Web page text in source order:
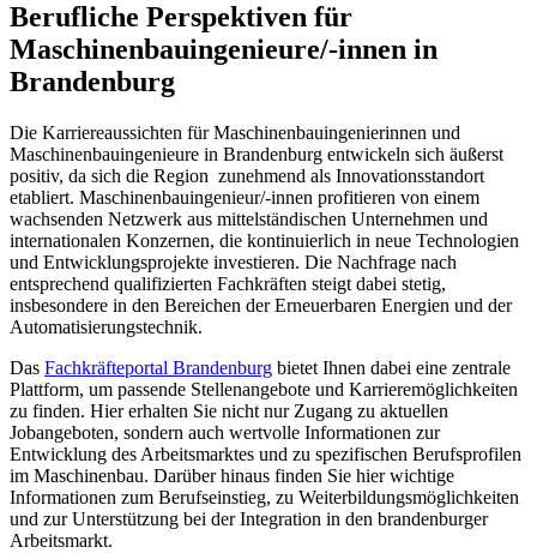
Berufliche Perspektiven für
Maschinenbauingenieure/-innen in
Brandenburg
Die Karriereaussichten für Maschinenbauingenierinnen und
Maschinenbauingenieure in Brandenburg entwickeln sich äußerst
positiv, da sich die Region zunehmend als Innovationsstandort
etabliert. Maschinenbauingenieur/-innen profitieren von einem
wachsenden Netzwerk aus mittelständischen Unternehmen und
internationalen Konzernen, die kontinuierlich in neue Technologien
und Entwicklungsprojekte investieren. Die Nachfrage nach
entsprechend qualifizierten Fachkräften steigt dabei stetig,
insbesondere in den Bereichen der Erneuerbaren Energien und der
Automatisierungstechnik.
Das Fachkräfteportal Brandenburg bietet Ihnen dabei eine zentrale
Plattform, um passende Stellenangebote und Karrieremöglichkeiten
zu finden. Hier erhalten Sie nicht nur Zugang zu aktuellen
Jobangeboten, sondern auch wertvolle Informationen zur
Entwicklung des Arbeitsmarktes und zu spezifischen Berufsprofilen
im Maschinenbau. Darüber hinaus finden Sie hier wichtige
Informationen zum Berufseinstieg, zu Weiterbildungsmöglichkeiten
und zur Unterstützung bei der Integration in den brandenburger
Arbeitsmarkt.